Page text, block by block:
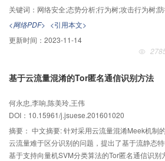
能检测出界面劫持攻击行为。
展性，故障树模型难以对外部攻击进行分析等问题
论，以描述具体网络攻防事件场景。首先，分析
辑关系，整合不同层次攻击事件对应的攻防树，
而构建网络攻防行为树模型。其次，从网络攻防行
防御措施3方面对基本攻防行为树进行扩展，提出
验证网络攻防行为树模型的可行性和有效性，在
PATH1概率最大；且在没有防御措施的情况下，5
到增大，PATH2至PATH5概率增大倍数显著高于
提的网络攻防行为树模型能很好地计算各种防御
点添加和删除攻防行为，具有较强的可扩展性，
科学的决策依据。
关键词： 网络安全;态势分析;行为树;攻击行为树;
<网络PDF> <引用本文>
更新时间： 2023-11-14
基于云流量混淆的Tor匿名通信识别方法
何永忠,李响,陈美玲,王伟
DOI：10.15961/j.jsuese.201601020
摘要： 中文摘要: 针对采用云流量混淆Meek机制
云流量难于区分识别的问题，提出了基于流静态
基于支持向量机SVM分类算法的Tor匿名通信识